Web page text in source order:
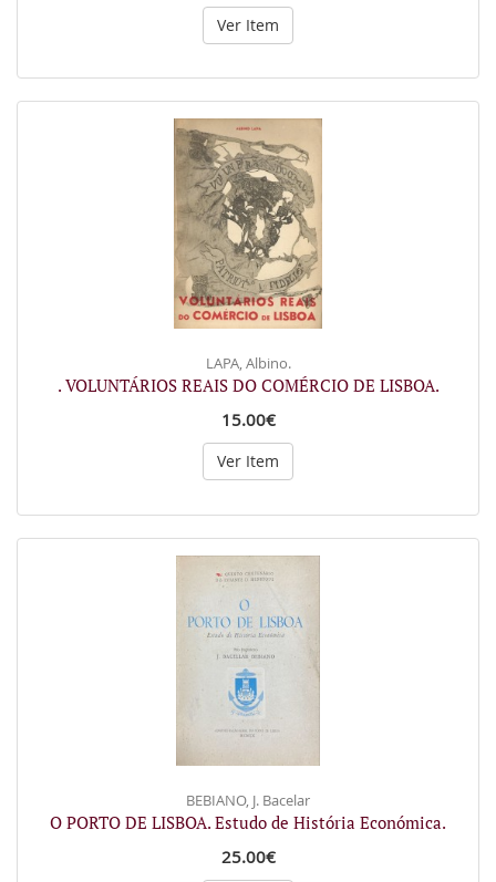
Ver Item
LAPA, Albino.
. VOLUNTÁRIOS REAIS DO COMÉRCIO DE LISBOA.
15.00€
Ver Item
BEBIANO, J. Bacelar
O PORTO DE LISBOA. Estudo de História Económica.
25.00€